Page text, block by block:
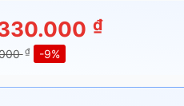
₫
₫ -9%